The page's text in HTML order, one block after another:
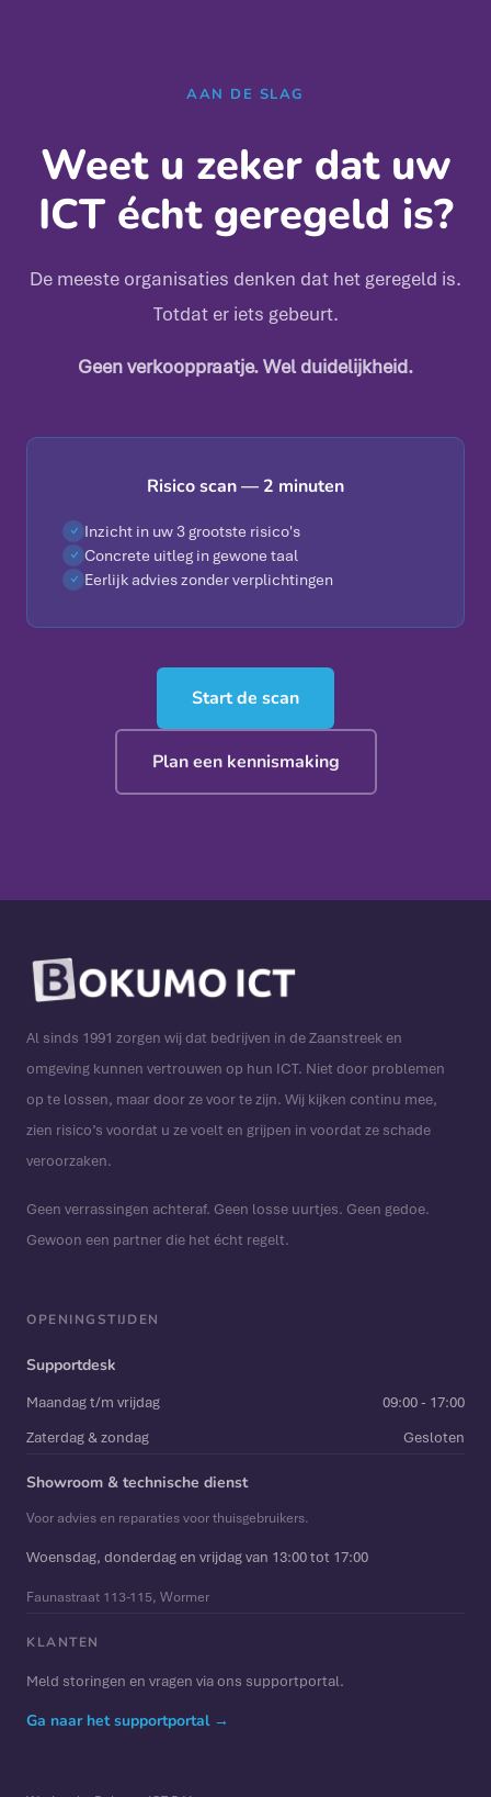
AAN DE SLAG
Weet u zeker dat uw
ICT écht geregeld is?
De meeste organisaties denken dat het geregeld is.
Totdat er iets gebeurt.
Geen verkooppraatje. Wel duidelijkheid.
Risico scan — 2 minuten
✓ Inzicht in uw 3 grootste risico's
✓ Concrete uitleg in gewone taal
✓ Eerlijk advies zonder verplichtingen
Start de scan
Plan een kennismaking
Al sinds 1991 zorgen wij dat bedrijven in de Zaanstreek en
omgeving kunnen vertrouwen op hun ICT. Niet door problemen
op te lossen, maar door ze voor te zijn. Wij kijken continu mee,
zien risico’s voordat u ze voelt en grijpen in voordat ze schade
veroorzaken.
Geen verrassingen achteraf. Geen losse uurtjes. Geen gedoe.
Gewoon een partner die het écht regelt.
OPENINGSTIJDEN
Supportdesk
Maandag t/m vrijdag
09:00 - 17:00
Zaterdag & zondag
Gesloten
Showroom & technische dienst
Voor advies en reparaties voor thuisgebruikers.
Woensdag, donderdag en vrijdag van 13:00 tot 17:00
Faunastraat 113-115, Wormer
KLANTEN
Meld storingen en vragen via ons supportportal.
Ga naar het supportportal →